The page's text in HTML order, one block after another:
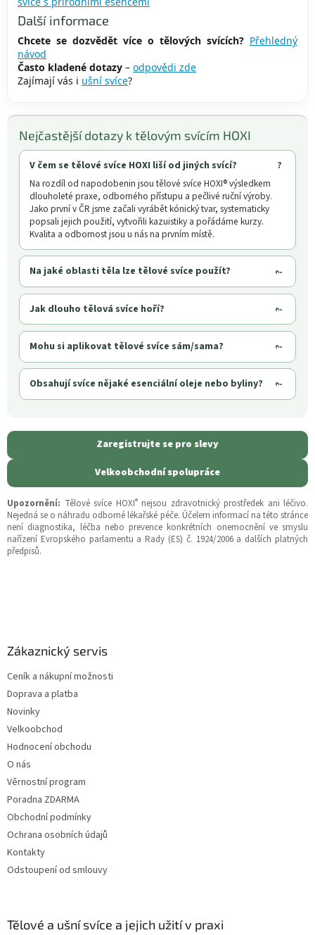
Další informace
Chcete se dozvědět více o tělových svících? Přehledný
návod
Často kladené dotazy – odpovědi zde
Zajímají vás i ušní svíce?
Nejčastější dotazy k tělovým svícím HOXI
V čem se tělové svíce HOXI liší od jiných svící?
Na rozdíl od napodobenin jsou tělové svíce HOXI® výsledkem
dlouholeté praxe, odborného přístupu a pečlivé ruční výroby.
Jako první v ČR jsme začali vyrábět kónický tvar, systematicky
popsali jejich použití, vytvořili kazuistiky a pořádáme kurzy.
Kvalita a odbornost jsou u nás na prvním místě.
Na jaké oblasti těla lze tělové svíce použít?
Jak dlouho tělová svíce hoří?
Mohu si aplikovat tělové svíce sám/sama?
Obsahují svíce nějaké esenciální oleje nebo byliny?
Zaregistrujte se pro slevy
Velkoobchodní spolupráce
Upozornění: Tělové svíce HOXI®nejsou zdravotnický prostředek ani léčivo.
Nejedná se o náhradu odborné lékařské péče. Účelem informací na této stránce
není diagnostika, léčba nebo prevence konkrétních onemocnění ve smyslu
nařízení Evropského parlamentu a Rady (ES) č. 1924/2006 a dalších platných
předpisů.
Zákaznický servis
Ceník a nákupní možnosti
Doprava a platba
Novinky
Velkoobchod
Hodnocení obchodu
O nás
Věrnostní program
Poradna ZDARMA
Obchodní podmínky
Ochrana osobních údajů
Kontakty
Odstoupení od smlouvy
Tělové a ušní svíce a jejich užití v praxi